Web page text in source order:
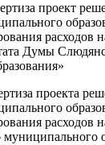
проект
расходов
Думы
проекта
расходов